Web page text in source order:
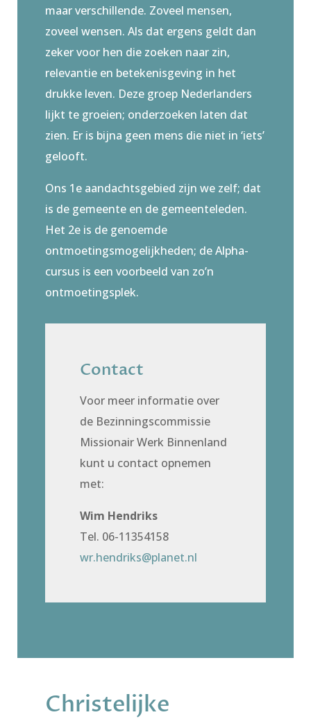
maar verschillende. Zoveel mensen,
zoveel wensen. Als dat ergens geldt dan
zeker voor hen die zoeken naar zin,
relevantie en betekenisgeving in het
drukke leven. Deze groep Nederlanders
lijkt te groeien; onderzoeken laten dat
zien. Er is bijna geen mens die niet in ‘iets’
gelooft.
Ons 1e aandachtsgebied zijn we zelf; dat
is de gemeente en de gemeenteleden.
Het 2e is de genoemde
ontmoetingsmogelijkheden; de Alpha-
cursus is een voorbeeld van zo’n
ontmoetingsplek.
Contact
Voor meer informatie over
de Bezinningscommissie
Missionair Werk Binnenland
kunt u contact opnemen
met:
Wim Hendriks
Tel. 06-11354158
wr.hendriks@planet.nl
Christelijke